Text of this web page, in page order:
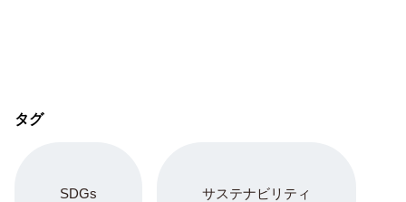
タグ
SDGs サステナビリティ